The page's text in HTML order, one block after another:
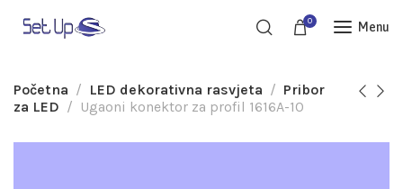
0 Menu
Početna LED dekorativna rasvjeta
Pribor
za LED
Ugaoni konektor za profil 1616A-10